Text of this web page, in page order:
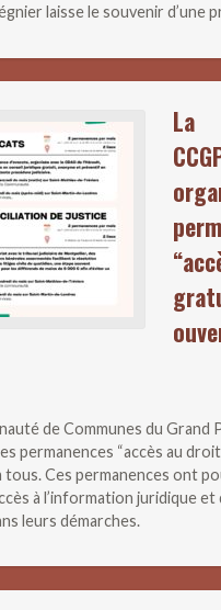
laisse le souvenir d’une
La
de Communes du Grand
permanences “accès au
tous. Ces permanences ont
à l’information juridique et
leurs démarches.